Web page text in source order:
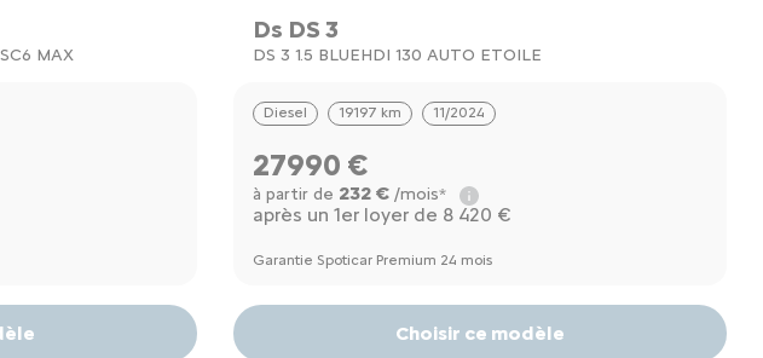
MAX
Ds DS 3
DS 3 1.5 BLUEHDI 130 AUTO ETOILE
Diesel 19197 km 11/2024
27990 €
à partir de 232 € /mois*
après un 1er loyer de 8 420 €
Garantie Spoticar Premium 24 mois
Choisir ce modèle